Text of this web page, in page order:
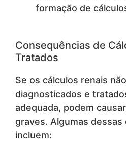
formação de
Consequências de
Tratados
Se os cálculos renais
diagnosticados e
adequada, podem
graves. Algumas dessas
incluem: